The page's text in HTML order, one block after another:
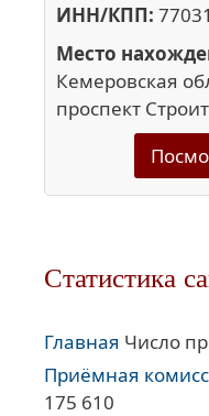
ИНН/КПП:
Место
Кемеровская
проспект
Статистика
Главная Число
Приёмная
175 610